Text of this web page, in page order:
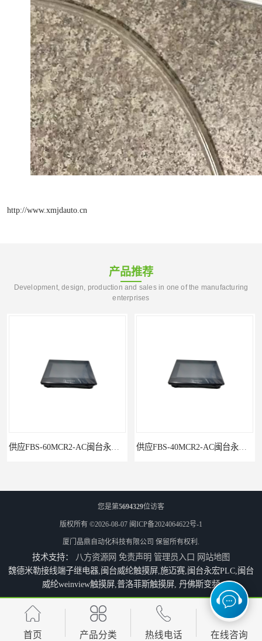
http://www.xmjdauto.cn
产品推荐
Development, design, production and sales in one of the manufacturing
enterprises
永宏7寸触摸屏HF070L-00
您是第5694329位访客
版权所有 ©2026-08-07 闽ICP备2024064622号-1
厦门晶鼎自动化科技有限公司 保留所有权利.
技术支持： 八方资源网 免责声明 管理员入口 网站地图
魏德米勒接线端子继电器,闽台威纶触摸屏,施迈赛,闽台永宏PLC,闽台
威纶weinview触摸屏,普洛菲斯触摸屏, 丹佛斯变频
首页 产品分类 热线电话 在线咨询